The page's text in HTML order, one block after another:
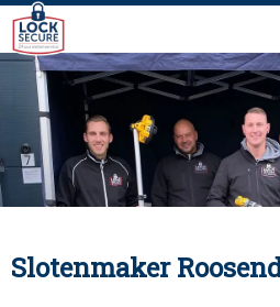
Slotenmaker